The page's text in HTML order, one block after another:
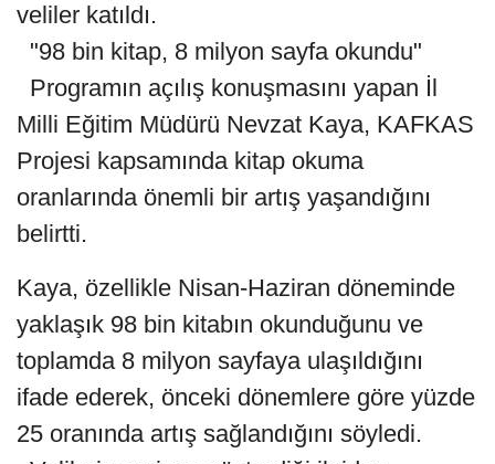
veliler katıldı.
"98 bin kitap, 8 milyon sayfa okundu"
Programın açılış konuşmasını yapan İl
Milli Eğitim Müdürü Nevzat Kaya, KAFKAS
Projesi kapsamında kitap okuma
oranlarında önemli bir artış yaşandığını
belirtti.
Kaya, özellikle Nisan-Haziran döneminde
yaklaşık 98 bin kitabın okunduğunu ve
toplamda 8 milyon sayfaya ulaşıldığını
ifade ederek, önceki dönemlere göre yüzde
25 oranında artış sağlandığını söyledi.